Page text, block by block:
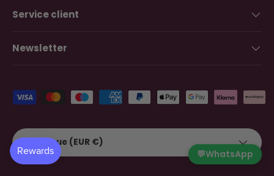
Service client
Newsletter
Moyens de paiement acceptés
Pays
Belgique (EUR €)
💬WhatsApp